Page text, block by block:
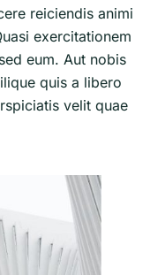
reiciendis animi
exercitationem
eum. Aut nobis
quis a libero
velit quae